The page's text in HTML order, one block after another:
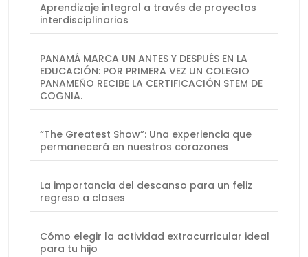
Aprendizaje integral a través de proyectos
interdisciplinarios
PANAMÁ MARCA UN ANTES Y DESPUÉS EN LA
EDUCACIÓN: POR PRIMERA VEZ UN COLEGIO
PANAMEÑO RECIBE LA CERTIFICACIÓN STEM DE
COGNIA.
“The Greatest Show”: Una experiencia que
permanecerá en nuestros corazones
La importancia del descanso para un feliz
regreso a clases
Cómo elegir la actividad extracurricular ideal
para tu hijo